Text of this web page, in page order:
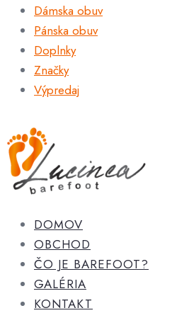
Dámska obuv
Pánska obuv
Doplnky
Značky
Výpredaj
DOMOV
OBCHOD
ČO JE BAREFOOT?
GALÉRIA
KONTAKT